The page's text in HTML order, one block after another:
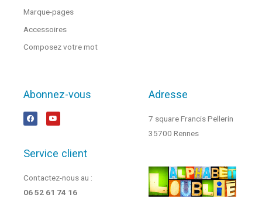
Marque-pages
Accessoires
Composez votre mot
Abonnez-vous
Service client
Contactez-nous au :
06 52 61 74 16
Adresse
7 square Francis Pellerin
35700 Rennes